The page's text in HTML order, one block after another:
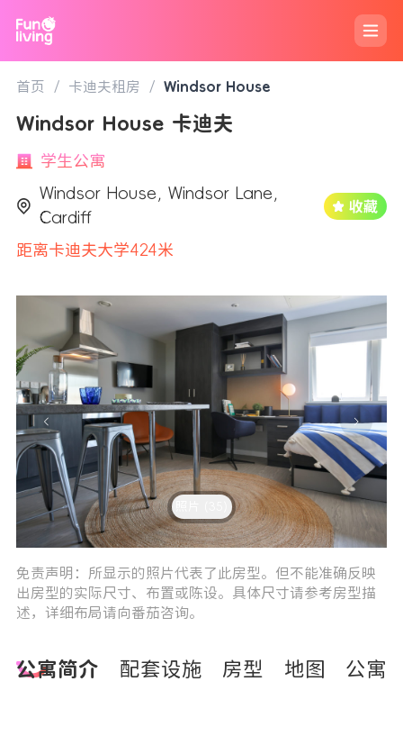
首页 / 卡迪夫租房 / Windsor House
Windsor House 卡迪夫
学生公寓
Windsor House, Windsor Lane,
Cardiff
距离卡迪夫大学424米
免责声明：所显示的照片代表了此房型。但不能准确反映
出房型的实际尺寸、布置或陈设。具体尺寸请参考房型描
述，详细布局请向番茄咨询。
公寓简介 配套设施 房型 地图 公寓